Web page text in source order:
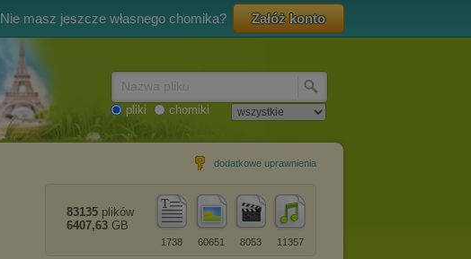
Nie masz jeszcze własnego chomika? Załóż konto
pliki chomiki
dodatkowe uprawnienia
11357
8053
60651
1738
83135 plików
6407,63 GB